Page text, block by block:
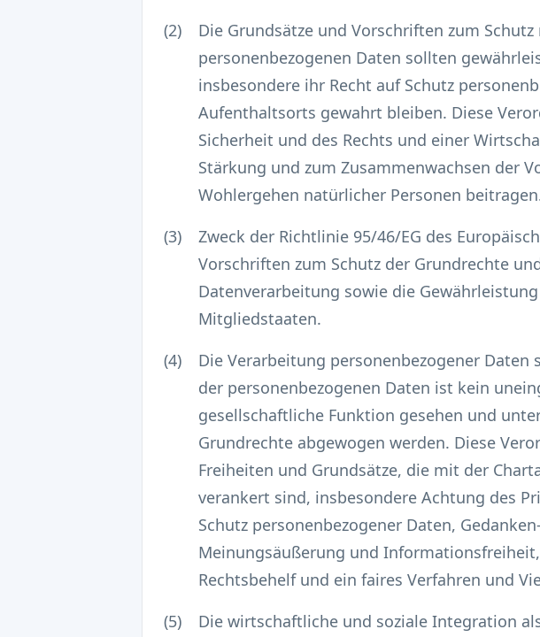
(2)
Die Grundsätze und Vorschriften zum
personenbezogenen Daten sollten
insbesondere ihr Recht auf Schutz
Aufenthaltsorts gewahrt bleiben. Diese
Sicherheit und des Rechts und einer
Stärkung und zum Zusammenwachsen der
Wohlergehen natürlicher Personen
(3)
Zweck der Richtlinie 95/46/EG des
Vorschriften zum Schutz der Grundrechte
Datenverarbeitung sowie die
Mitgliedstaaten.
(4)
Die Verarbeitung personenbezogener
der personenbezogenen Daten ist kein
gesellschaftliche Funktion gesehen und
Grundrechte abgewogen werden. Diese
Freiheiten und Grundsätze, die mit der
verankert sind, insbesondere Achtung des
Schutz personenbezogener Daten,
Meinungsäußerung und
Rechtsbehelf und ein faires Verfahren und
(5)
Die wirtschaftliche und soziale Integration